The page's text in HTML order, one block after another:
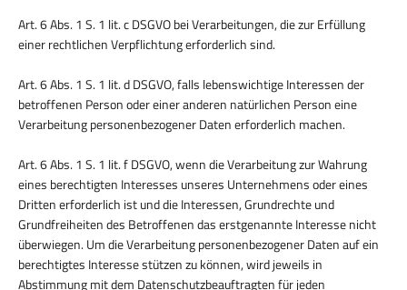
Art. 6 Abs. 1 S. 1 lit. c DSGVO bei Verarbeitungen, die zur Erfüllung
einer rechtlichen Verpflichtung erforderlich sind.
Art. 6 Abs. 1 S. 1 lit. d DSGVO, falls lebenswichtige Interessen der
betroffenen Person oder einer anderen natürlichen Person eine
Verarbeitung personenbezogener Daten erforderlich machen.
Art. 6 Abs. 1 S. 1 lit. f DSGVO, wenn die Verarbeitung zur Wahrung
eines berechtigten Interesses unseres Unternehmens oder eines
Dritten erforderlich ist und die Interessen, Grundrechte und
Grundfreiheiten des Betroffenen das erstgenannte Interesse nicht
überwiegen. Um die Verarbeitung personenbezogener Daten auf ein
berechtigtes Interesse stützen zu können, wird jeweils in
Abstimmung mit dem Datenschutzbeauftragten für jeden